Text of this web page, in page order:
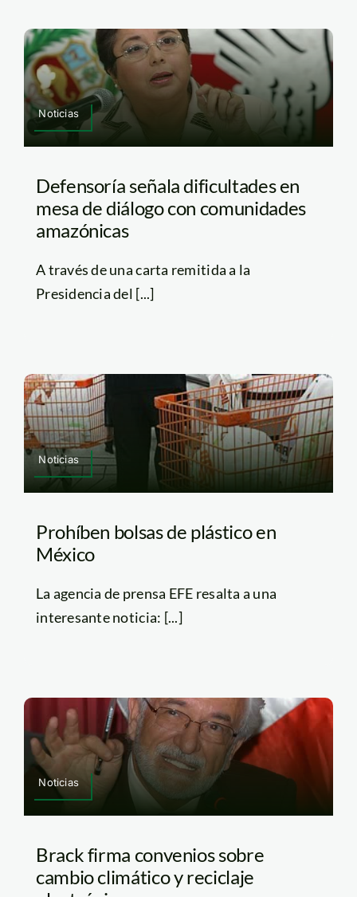
Noticias
Defensoría señala dificultades en
mesa de diálogo con comunidades
amazónicas
A través de una carta remitida a la
Presidencia del [...]
Noticias
Prohíben bolsas de plástico en
México
La agencia de prensa EFE resalta a una
interesante noticia: [...]
Noticias
Brack firma convenios sobre
cambio climático y reciclaje